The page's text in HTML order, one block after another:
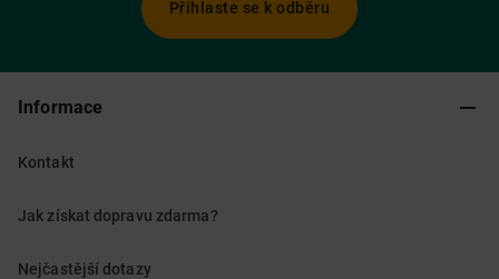
Přihlaste se k odběru
Informace
Kontakt
Jak získat dopravu zdarma?
Nejčastější dotazy